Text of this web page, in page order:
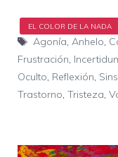
Etiquetas
Agonía, Anhelo,
Frustración,
Oculto, Reflexión,
Trastorno, Tristeza,